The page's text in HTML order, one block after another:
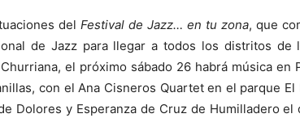
del Festival de Jazz… en tu zona, que
de Jazz para llegar a todos los distritos de
el próximo sábado 26 habrá música en
con el Ana Cisneros Quartet en el parque El
Dolores y Esperanza de Cruz de Humilladero el